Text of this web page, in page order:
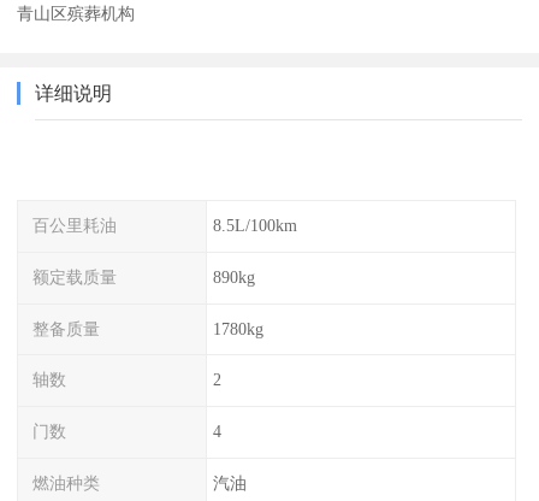
青山区殡葬机构
详细说明
百公里耗油 8.5L/100km
额定载质量 890kg
整备质量 1780kg
轴数 2
门数 4
燃油种类 汽油